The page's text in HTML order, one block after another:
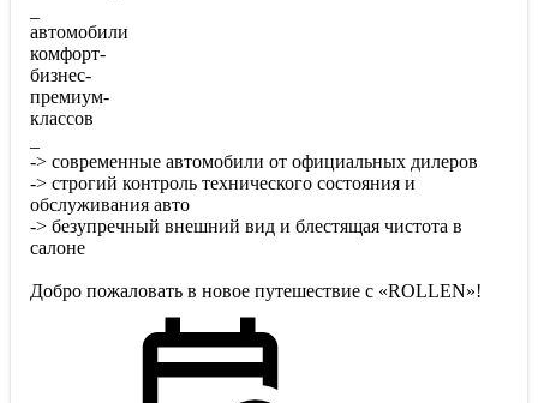
автомобили
комфорт-
бизнес-
премиум-
классов
-> современные автомобили от официальных дилеров
-> строгий контроль технического состояния и
обслуживания авто
-> безупречный внешний вид и блестящая чистота в
салоне
Добро пожаловать в новое путешествие с «ROLLEN»!